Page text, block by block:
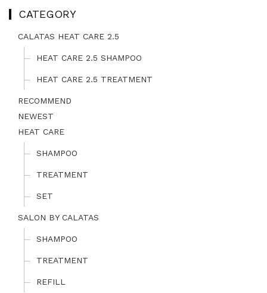
CATEGORY
CALATAS HEAT CARE 2.5
HEAT CARE 2.5 SHAMPOO
HEAT CARE 2.5 TREATMENT
RECOMMEND
NEWEST
HEAT CARE
SHAMPOO
TREATMENT
SET
SALON BY CALATAS
SHAMPOO
TREATMENT
REFILL